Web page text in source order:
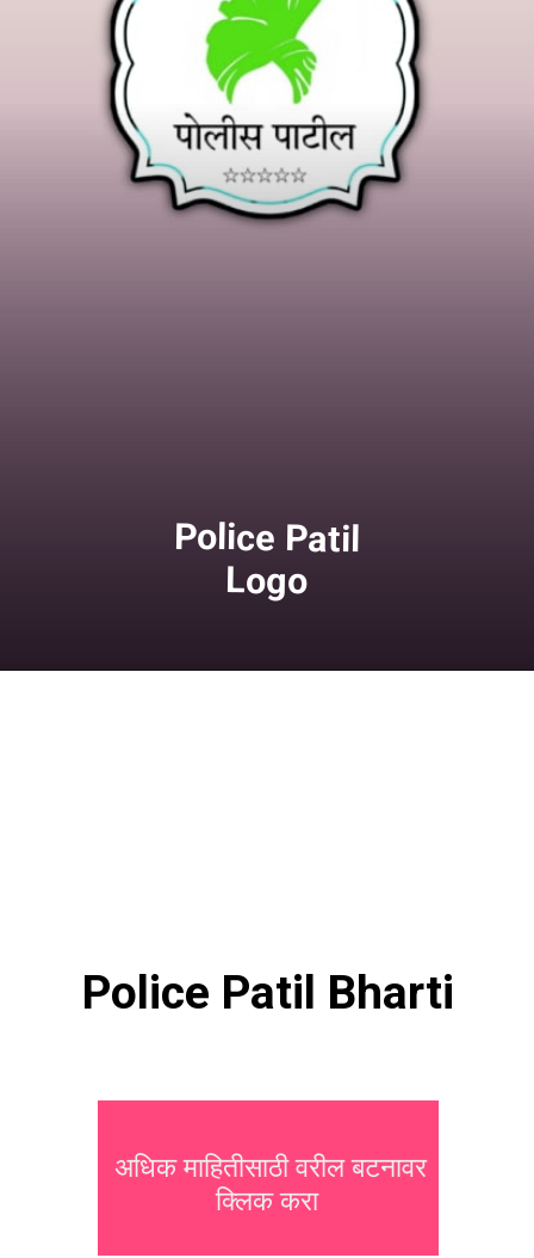
Police Patil
Logo
Police Patil Bharti
अधिक माहितीसाठी वरील बटनावर
क्लिक करा